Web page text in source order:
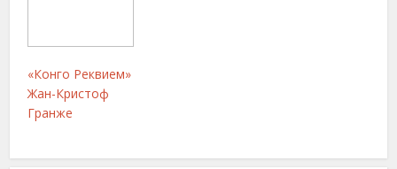
«Конго Реквием»
Жан-Кристоф
Гранже